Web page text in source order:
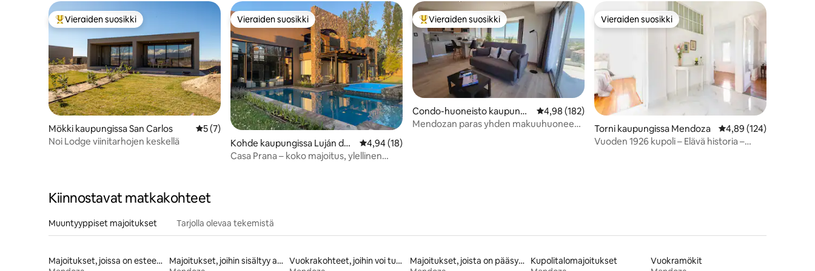
Vieraiden suosikkien parhaimmistoa
Vieraiden suosikki
Mökki kaupungissa San Carlos Keskimääräinen arvio 5/5, 7 arvostelua
5 (7)
Noi Lodge viinitarhojen keskellä
Vieraiden suosikki
Vieraiden suosikki
Kohde kaupungissa Luján de
Cuyo
Keskimääräinen arvio 4,94/5, 18 arvostelua
4,94 (18)
Casa Prana – koko majoitus, ylellinen
Vieraiden suosikkien parhaimmistoa
Vieraiden suosikki
Condo-huoneisto kaupungis
sa Mendoza
Keskimääräinen arvio 4,98/5, 182 arvostelua
4,98 (182)
Mendozan paras yhden makuuhuoneen
Vieraiden suosikki
Vieraiden suosikki
Torni kaupungissa Mendoza Keskimääräinen arvio
4,89 (124)
Vuoden 1926 kupoli – Elävä historia –
Kiinnostavat matkakohteet
Muuntyyppiset majoitukset Tarjolla olevaa tekemistä
Majoitukset, joissa on esteetön vuode
Majoitukset, joihin sisältyy aamiainen
Vuokrakohteet, joihin voi tuoda lemmikin
Majoitukset, joista on pääsy rannalle
Kupolitalomajoitukset
Vuokramökit